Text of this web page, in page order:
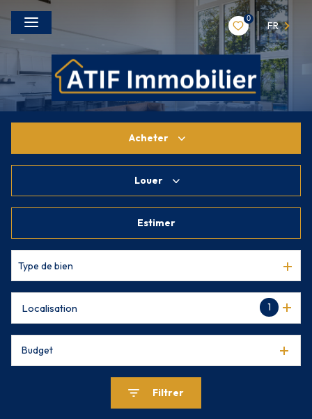
0
FR
Acheter
Louer
Estimer
Type de bien
1
Localisation
Budget
Filtrer